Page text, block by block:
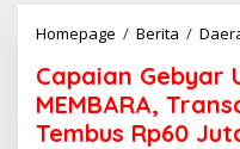
Homepage / Berita /
Capaian Gebyar
MEMBARA,
Tembus Rp60